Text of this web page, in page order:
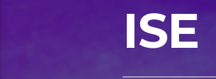
ISE